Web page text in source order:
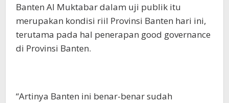
Banten Al Muktabar dalam uji publik itu
merupakan kondisi riil Provinsi Banten hari ini,
terutama pada hal penerapan good governance
di Provinsi Banten.
“Artinya Banten ini benar-benar sudah